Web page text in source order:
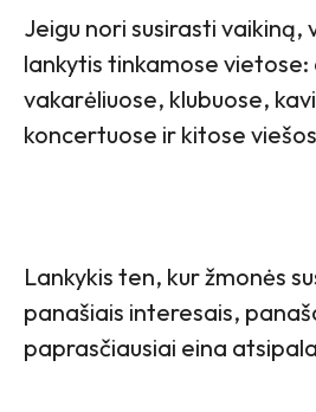
Jeigu nori susirasti vaikiną,
lankytis tinkamose vietose:
vakarėliuose, klubuose,
koncertuose ir kitose
Lankykis ten, kur žmonės
panašiais interesais,
paprasčiausiai eina